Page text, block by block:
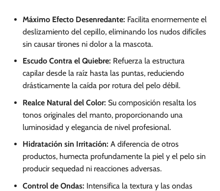
Máximo Efecto Desenredante: Facilita enormemente el
deslizamiento del cepillo, eliminando los nudos difíciles
sin causar tirones ni dolor a la mascota.
Escudo Contra el Quiebre: Refuerza la estructura
capilar desde la raíz hasta las puntas, reduciendo
drásticamente la caída por rotura del pelo débil.
Realce Natural del Color: Su composición resalta los
tonos originales del manto, proporcionando una
luminosidad y elegancia de nivel profesional.
Hidratación sin Irritación: A diferencia de otros
productos, humecta profundamente la piel y el pelo sin
producir sequedad ni reacciones adversas.
Control de Ondas: Intensifica la textura y las ondas